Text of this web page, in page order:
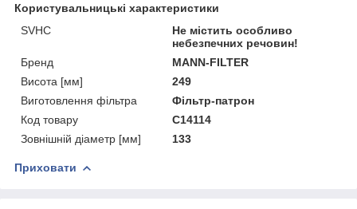
Користувальницькі характеристики
SVHC
Не містить особливо
небезпечних речовин!
Бренд
MANN-FILTER
Висота [мм]
249
Виготовлення фільтра
Фільтр-патрон
Код товару
C14114
Зовнішній діаметр [мм]
133
Приховати